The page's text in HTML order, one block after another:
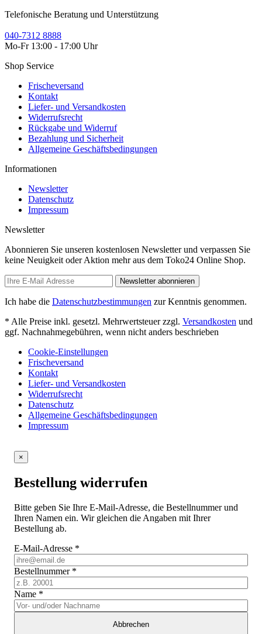
Telefonische Beratung und Unterstützung
040-7312 8888
Mo-Fr 13:00 - 17:00 Uhr
Shop Service
Frischeversand
Kontakt
Liefer- und Versandkosten
Widerrufsrecht
Rückgabe und Widerruf
Bezahlung und Sicherheit
Allgemeine Geschäftsbedingungen
Informationen
Newsletter
Datenschutz
Impressum
Newsletter
Abonnieren Sie unseren kostenlosen Newsletter und verpassen Sie
keine Neuigkeit oder Aktion mehr aus dem Toko24 Online Shop.
Newsletter abonnieren
Ich habe die Datenschutzbestimmungen zur Kenntnis genommen.
* Alle Preise inkl. gesetzl. Mehrwertsteuer zzgl. Versandkosten und
ggf. Nachnahmegebühren, wenn nicht anders beschrieben
Cookie-Einstellungen
Frischeversand
Kontakt
Liefer- und Versandkosten
Widerrufsrecht
Datenschutz
Allgemeine Geschäftsbedingungen
Impressum
×
Bestellung widerrufen
Bitte geben Sie Ihre E-Mail-Adresse, die Bestellnummer und
Ihren Namen ein. Wir gleichen die Angaben mit Ihrer
Bestellung ab.
E-Mail-Adresse *
Bestellnummer *
Name *
Abbrechen